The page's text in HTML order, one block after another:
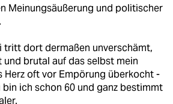
Meinungsäußerung und politischer
tritt dort dermaßen unverschämt,
und brutal auf das selbst mein
Herz oft vor Empörung überkocht -
bin ich schon 60 und ganz bestimmt